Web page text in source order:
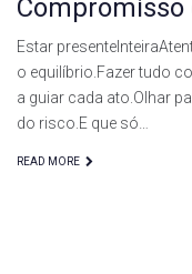
Compromisso
Estar
o equilíbrio.Fazer tudo
a guiar cada ato.Olhar
do risco.E que só…
READ MORE